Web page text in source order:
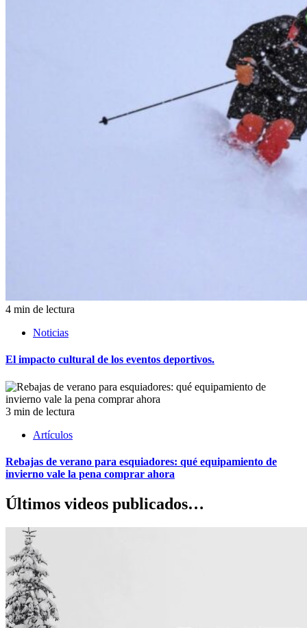
4 min de lectura
Noticias
El impacto cultural de los eventos deportivos.
3 min de lectura
Artículos
Rebajas de verano para esquiadores: qué equipamiento de
invierno vale la pena comprar ahora
Últimos videos publicados…